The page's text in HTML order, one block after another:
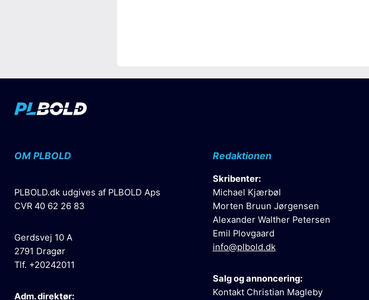
OM PLBOLD
PLBOLD.dk udgives af PLBOLD Aps
CVR 40 62 26 83
Gerdsvej 10 A
2791 Dragør
Tlf. +20242011
Adm. direktør:
Redaktionen
Skribenter:
Michael Kjærbøl
Morten Bruun Jørgensen
Alexander Walther Petersen
Emil Plovgaard
info@plbold.dk
Salg og annoncering:
Kontakt Christian Magleby